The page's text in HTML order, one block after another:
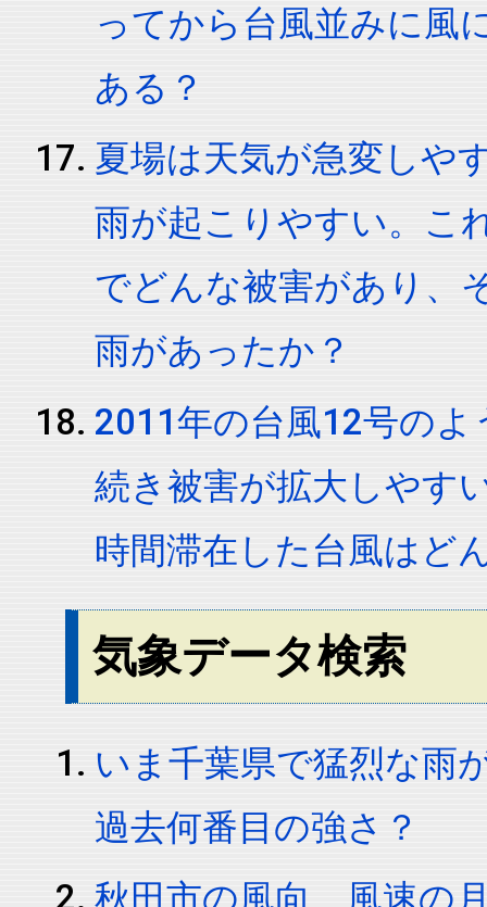
ってから台風並みに風
ある？
夏場は天気が急変しや
雨が起こりやすい。こ
でどんな被害があり、
雨があったか？
2011年の台風12号の
続き被害が拡大しやす
時間滞在した台風はど
気象データ検索
いま千葉県で猛烈な雨
過去何番目の強さ？
秋田市の風向、風速の